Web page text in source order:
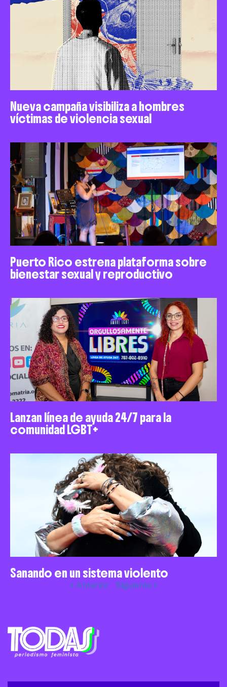
Nueva campaña visibiliza a hombres
víctimas de violencia sexual
Puerto Rico estrena plataforma sobre
bienestar sexual y reproductivo
Lanzan línea de ayuda 24/7 para la
comunidad LGBT+
Sanando en un sistema violento
« Anterior Siguiente »